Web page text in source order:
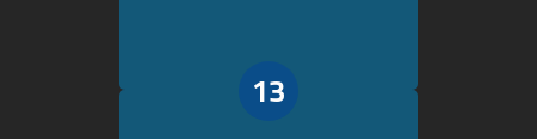
13